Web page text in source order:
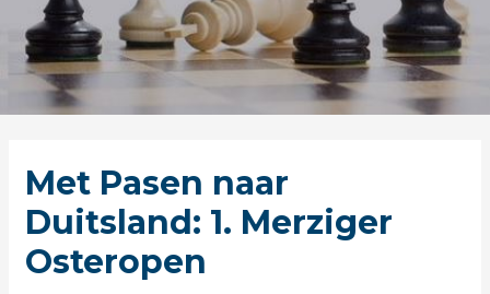
Met Pasen naar
Duitsland: 1. Merziger
Osteropen